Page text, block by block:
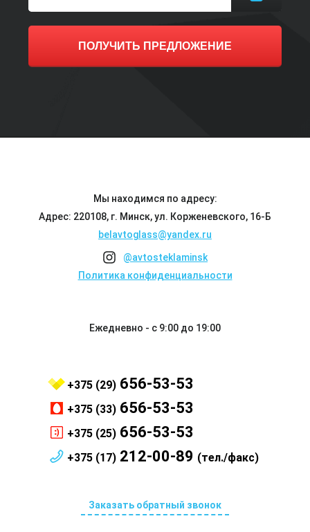
ПОЛУЧИТЬ ПРЕДЛОЖЕНИЕ
Мы находимся по адресу:
Адрес: 220108, г. Минск, ул. Корженевского, 16-Б
belavtoglass@yandex.ru
@avtosteklaminsk
Политика конфиденциальности
Ежедневно - с 9:00 до 19:00
+375 (29) 656-53-53
+375 (33) 656-53-53
+375 (25) 656-53-53
+375 (17) 212-00-89 (тел./факс)
Заказать обратный звонок